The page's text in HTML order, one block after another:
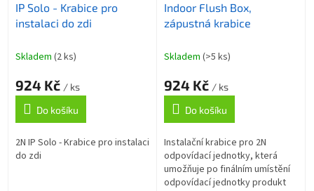
IP Solo - Krabice pro
instalaci do zdi
Skladem (2 ks)
924 Kč / ks
Do košíku
2N IP Solo - Krabice pro instalaci
do zdi
Indoor Flush Box,
zápustná krabice
Skladem (>5 ks)
924 Kč / ks
Do košíku
Instalační krabice pro 2N
odpovídací jednotky, která
umožňuje po finálním umístění
odpovídací jednotky produkt